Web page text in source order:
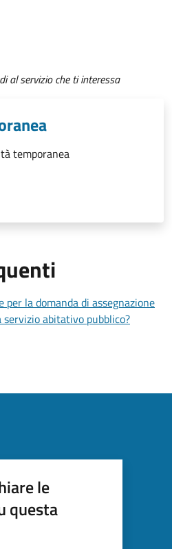
al servizio che ti interessa
temporanea
per la domanda di assegnazione
abitativo pubblico?
le
questa